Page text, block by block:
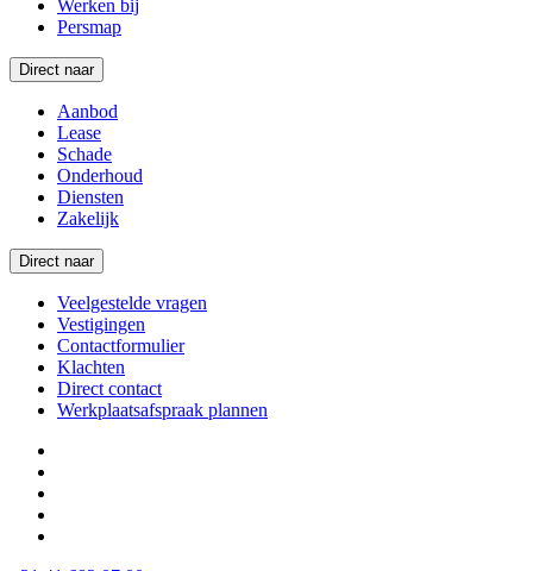
Werken bij
Persmap
Direct naar
Aanbod
Lease
Schade
Onderhoud
Diensten
Zakelijk
Direct naar
Veelgestelde vragen
Vestigingen
Contactformulier
Klachten
Direct contact
Werkplaatsafspraak plannen